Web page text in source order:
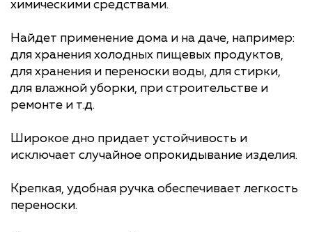
химическими средствами.
Найдет применение дома и на даче, например:
для хранения холодных пищевых продуктов,
для хранения и переноски воды, для стирки,
для влажной уборки, при строительстве и
ремонте и т.д.
Широкое дно придает устойчивость и
исключает случайное опрокидывание изделия.
Крепкая, удобная ручка обеспечивает легкость
переноски.